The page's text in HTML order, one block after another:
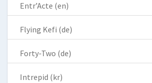
Entr’Acte (en)
Flying Kefi (de)
Forty-Two (de)
Intrepid (kr)